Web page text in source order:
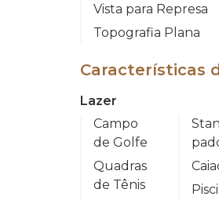
Vista para Represa
Topografia Plana
Características
Lazer
Campo
de Golfe
Quadras
de Tênis